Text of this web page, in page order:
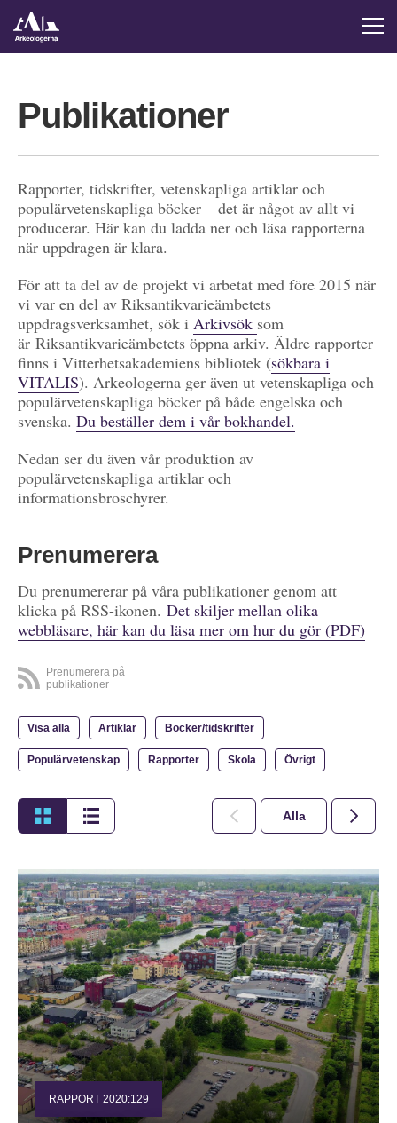
Publikationer
Rapporter, tidskrifter, vetenskapliga artiklar och
populärvetenskapliga böcker – det är något av allt vi
producerar. Här kan du ladda ner och läsa rapporterna
när uppdragen är klara.
För att ta del av de projekt vi arbetat med före 2015 när
vi var en del av Riksantikvarieämbetets
uppdragsverksamhet, sök i Arkivsök som
är Riksantikvarieämbetets öppna arkiv. Äldre rapporter
finns i Vitterhetsakademiens bibliotek (sökbara i
VITALIS). Arkeologerna ger även ut vetenskapliga och
populärvetenskapliga böcker på både engelska och
svenska. Du beställer dem i vår bokhandel.
Nedan ser du även vår produktion av
populärvetenskapliga artiklar och
informationsbroschyrer.
Prenumerera
Du prenumererar på våra publikationer genom att
klicka på RSS-ikonen. Det skiljer mellan olika
webbläsare, här kan du läsa mer om hur du gör (PDF)
Prenumerera på
publikationer
Visa alla Artiklar Böcker/tidskrifter
Populärvetenskap Rapporter Skola Övrigt
Alla 2026
RAPPORT 2020:129